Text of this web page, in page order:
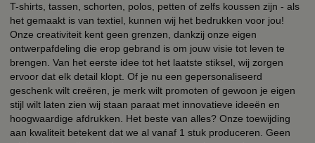
T-shirts, tassen, schorten, polos, petten of zelfs koussen zijn - als
het gemaakt is van textiel, kunnen wij het bedrukken voor jou!
Onze creativiteit kent geen grenzen, dankzij onze eigen
ontwerpafdeling die erop gebrand is om jouw visie tot leven te
brengen. Van het eerste idee tot het laatste stiksel, wij zorgen
ervoor dat elk detail klopt. Of je nu een gepersonaliseerd
geschenk wilt creëren, je merk wilt promoten of gewoon je eigen
stijl wilt laten zien wij staan paraat met innovatieve ideeën en
hoogwaardige afdrukken. Het beste van alles? Onze toewijding
aan kwaliteit betekent dat we al vanaf 1 stuk produceren. Geen